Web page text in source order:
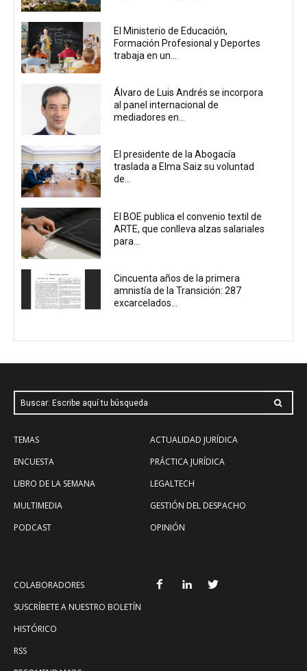
El Ministerio de Educación,
Formación Profesional y Deportes
trabaja en un...
Álvaro de Luis Andrés se incorpora
al panel internacional de
mediadores en...
El presidente de la Abogacía
traslada a Elma Saiz su voluntad
de...
El BOE publica el convenio textil de
ARTE, que conlleva alzas salariales
para...
Cincuenta años de la primera
amnistía de la Transición: 287
excarcelados...
Buscar: Escribe aquí tu búsqueda
TEMAS
ENCUESTA
LIBRO DE LA SEMANA
MULTIMEDIA
PODCAST
ACTUALIDAD JURÍDICA
PRÁCTICA JURÍDICA
LEGALTECH
GESTIÓN DEL DESPACHO
OPINIÓN
COLABORADORES
SUSCRÍBETE A NUESTRO BOLETÍN
HISTÓRICO
RSS